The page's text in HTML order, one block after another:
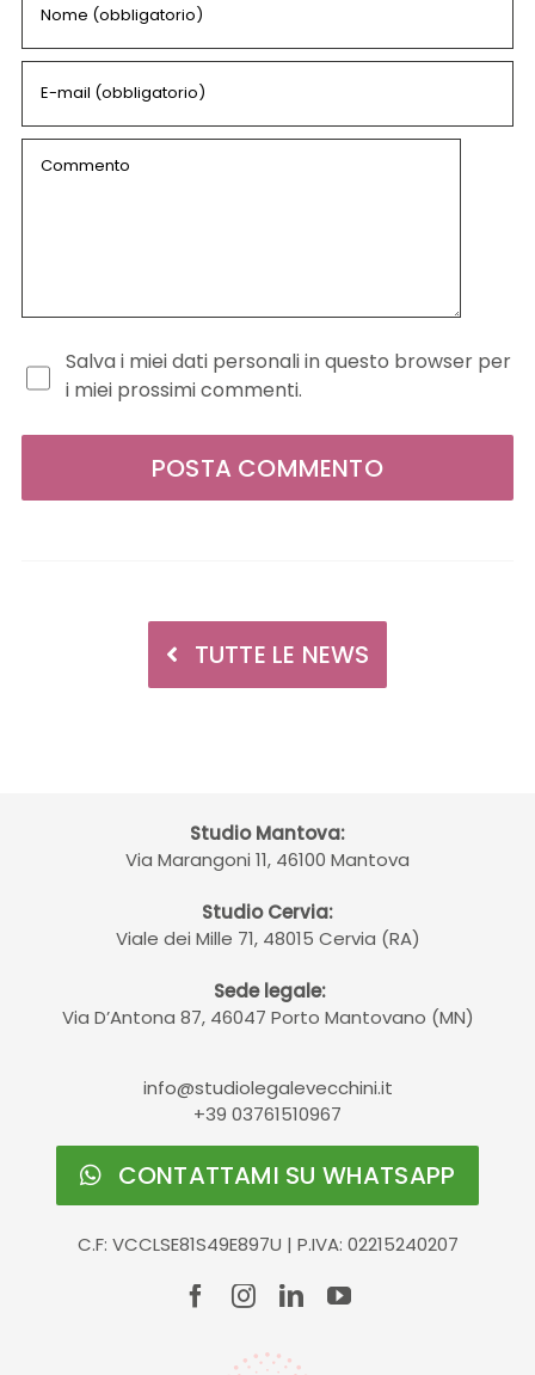
Salva i miei dati personali in questo browser per
i miei prossimi commenti.
TUTTE LE NEWS
Studio Mantova:
Via Marangoni 11, 46100 Mantova
Studio Cervia:
Viale dei Mille 71, 48015 Cervia (RA)
Sede legale:
Via D’Antona 87, 46047 Porto Mantovano (MN)
info@studiolegalevecchini.it
+39 03761510967
CONTATTAMI SU WHATSAPP
C.F: VCCLSE81S49E897U | P.IVA: 02215240207